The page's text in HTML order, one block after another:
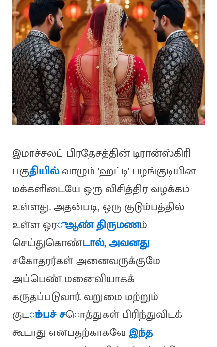
இமாச்சலப் பிரதேசத்தின் டிரான்ஸ்கிரி
பகுதியில்வாழும் 'ஹட்டி' பழங்குடியின
மக்களிடையே ஒரு விசித்திர வழக்கம்
உள்ளது. அதன்படி, ஒரு குடும்பத்தில்
உள்ள ஒரு ஆண் திருமணம்
செய்துகொண்டால், அவனது
சகோதரர்கள் அனைவருக்குமே
அப்பெண் மனைவியாகக்
கருதப்படுவார். வறுமை மற்றும்
குடும்பச் சொத்துகள் பிரிந்துவிடக்
கூடாது என்பதற்காகவேஇந்த